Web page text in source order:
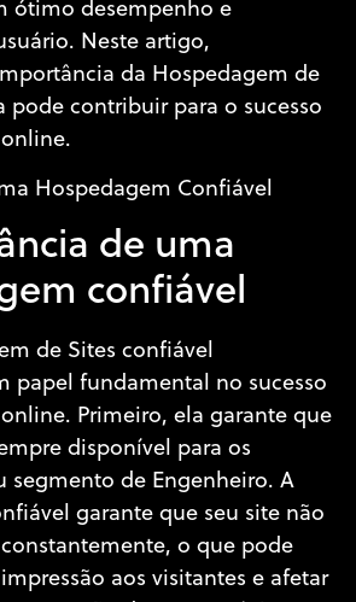
ótimo desempenho e
Neste artigo,
da Hospedagem de
pode contribuir para o sucesso
Hospedagem Confiável
de uma
confiável
de Sites confiável
papel fundamental no sucesso
Primeiro, ela garante que
disponível para os
segmento de Engenheiro. A
garante que seu site não
o que pode
aos visitantes e afetar